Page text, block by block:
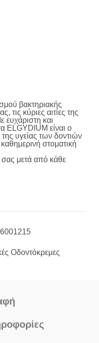
βακτηριακής
κύριες αιτίες της
ευχάριστη και
ELGYDIUM είναι ο
υγείας των δοντιών
στοματική
σας μετά από κάθε
Οδοντόκρεμες